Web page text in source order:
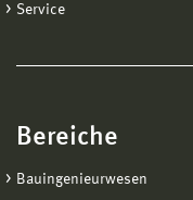
Service
Bereiche
Bauingenieurwesen